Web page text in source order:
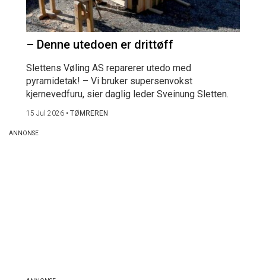
– Denne utedoen er drittøff
Slettens Vøling AS reparerer utedo med
pyramidetak! – Vi bruker supersenvokst
kjernevedfuru, sier daglig leder Sveinung Sletten.
15 Jul 2026 • TØMREREN